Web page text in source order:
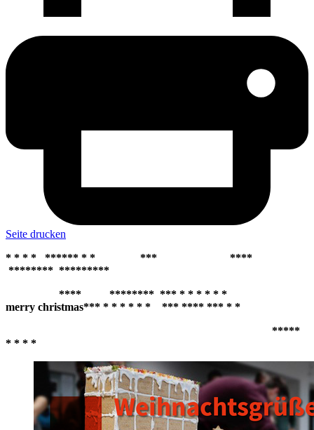
Seite drucken
* * * * ****** * * *** ****
******** *********
**** ******** *** * * * * * *
merry christmas*** * * * * * * *** **** *** * *
*****
* * * *